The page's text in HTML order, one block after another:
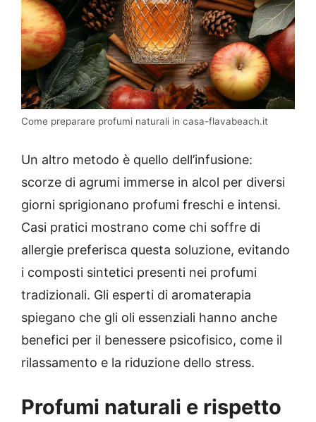
Come preparare profumi naturali in casa-flavabeach.it
Un altro metodo è quello dell’infusione:
scorze di agrumi immerse in alcol per diversi
giorni sprigionano profumi freschi e intensi.
Casi pratici mostrano come chi soffre di
allergie preferisca questa soluzione, evitando
i composti sintetici presenti nei profumi
tradizionali. Gli esperti di aromaterapia
spiegano che gli oli essenziali hanno anche
benefici per il benessere psicofisico, come il
rilassamento e la riduzione dello stress.
Profumi naturali e rispetto